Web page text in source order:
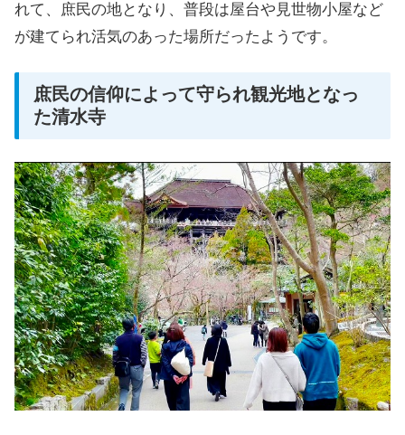
れて、庶民の地となり、普段は屋台や見世物小屋など
が建てられ活気のあった場所だったようです。
庶民の信仰によって守られ観光地となっ
た清水寺